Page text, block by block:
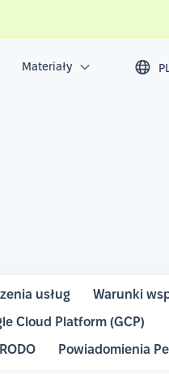
Materiały
usług
Warunki
Cloud Platform (GCP)
Powiadomienia